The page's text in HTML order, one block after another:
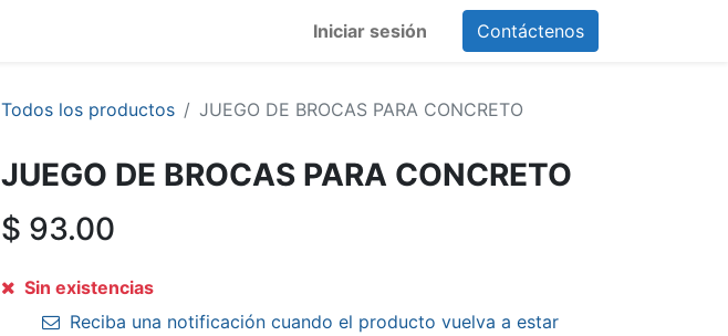
Iniciar sesión Contáctenos
Todos los productos JUEGO DE BROCAS PARA CONCRETO
JUEGO DE BROCAS PARA CONCRETO
$ 93.00
Sin existencias
Reciba una notificación cuando el producto vuelva a estar